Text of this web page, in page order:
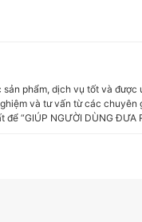
phẩm, dịch vụ tốt và được
và tư vấn từ các chuyên
“GIÚP NGƯỜI DÙNG ĐƯA